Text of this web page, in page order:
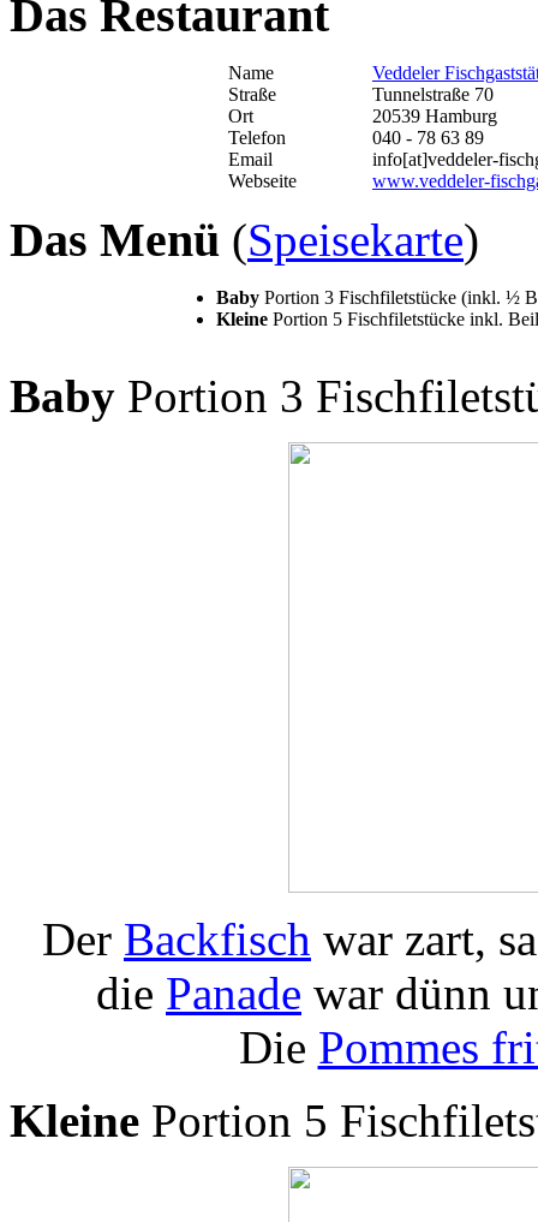
Das Restaurant
Name
Veddeler
Straße
Tunnelstraße 70
Ort
20539 Hamburg
Telefon
040 - 78 63 89
Email
info[at]veddeler-
Webseite
www.veddeler-
Das Menü (Speisekarte)
Baby Portion 3 Fischfiletstücke (inkl. ½
Kleine Portion 5 Fischfiletstücke inkl.
Baby Portion 3
Der Backfisch war zart,
die Panade war dünn
Die Pommes
Kleine Portion 5